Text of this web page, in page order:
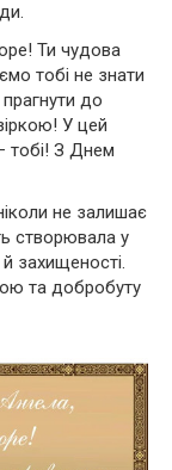
Ти чудова
тобі не знати
прагнути до
У цей
тобі! З Днем
не залишає
створювала у
захищеності.
та добробуту